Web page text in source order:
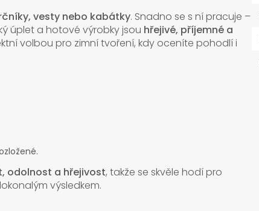
vesty nebo kabátky. Snadno se s ní pracuje –
úplet a hotové výrobky jsou hřejivé, příjemné a
volbou pro zimní tvoření, kdy oceníte pohodlí i
odolnost a hřejivost, takže se skvěle hodí pro
výsledkem.